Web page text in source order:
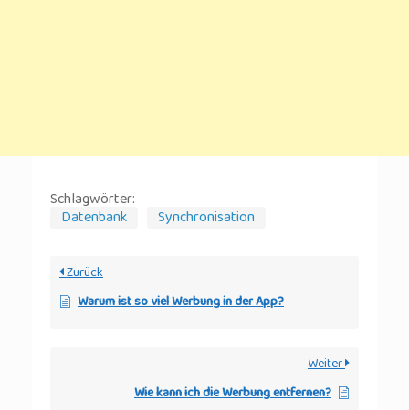
Schlagwörter:
Datenbank Synchronisation
Zurück
Warum ist so viel Werbung in der App?
Weiter
Wie kann ich die Werbung entfernen?